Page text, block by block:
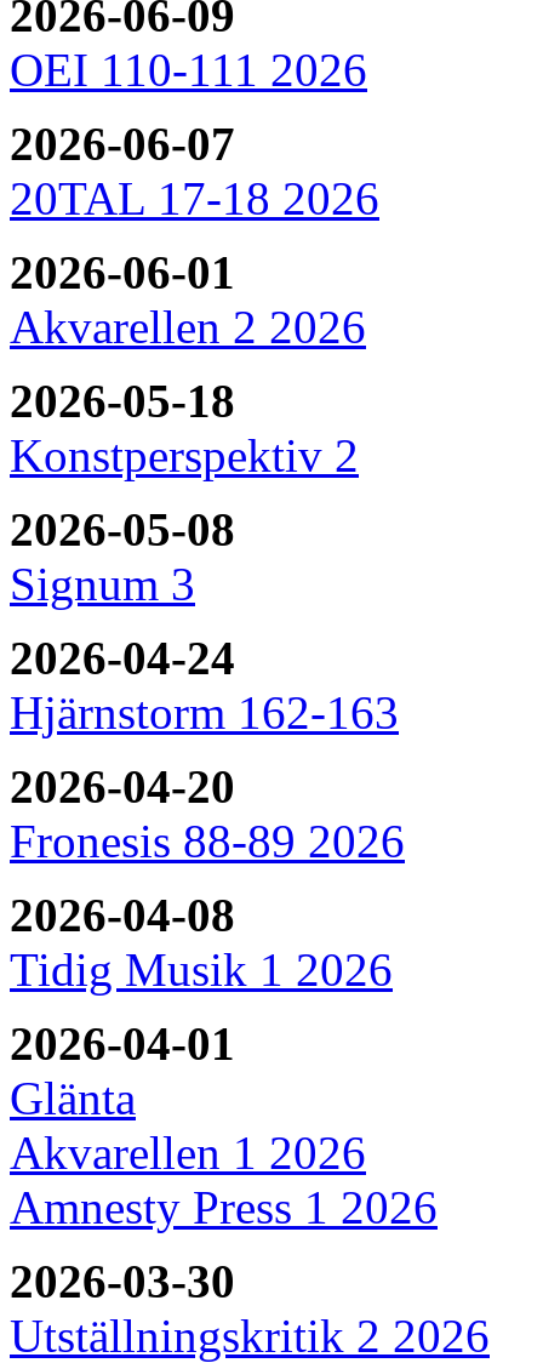
2026-06-09
OEI 110-111 2026
2026-06-07
20TAL 17-18 2026
2026-06-01
Akvarellen 2 2026
2026-05-18
Konstperspektiv 2
2026-05-08
Signum 3
2026-04-24
Hjärnstorm 162-163
2026-04-20
Fronesis 88-89 2026
2026-04-08
Tidig Musik 1 2026
2026-04-01
Glänta
Akvarellen 1 2026
Amnesty Press 1 2026
2026-03-30
Utställningskritik 2 2026